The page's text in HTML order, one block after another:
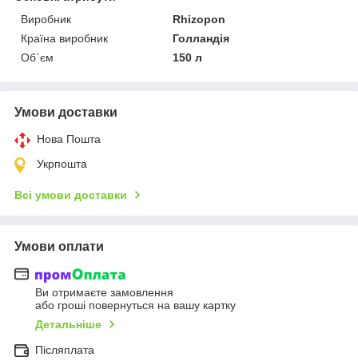
Виробник
Rhizopon
Країна виробник
Голландія
Об`єм
150 л
Умови доставки
Нова Пошта
Укрпошта
Всі умови доставки
Умови оплати
Ви отримаєте замовлення
або гроші повернуться на вашу картку
Детальніше
Післяплата